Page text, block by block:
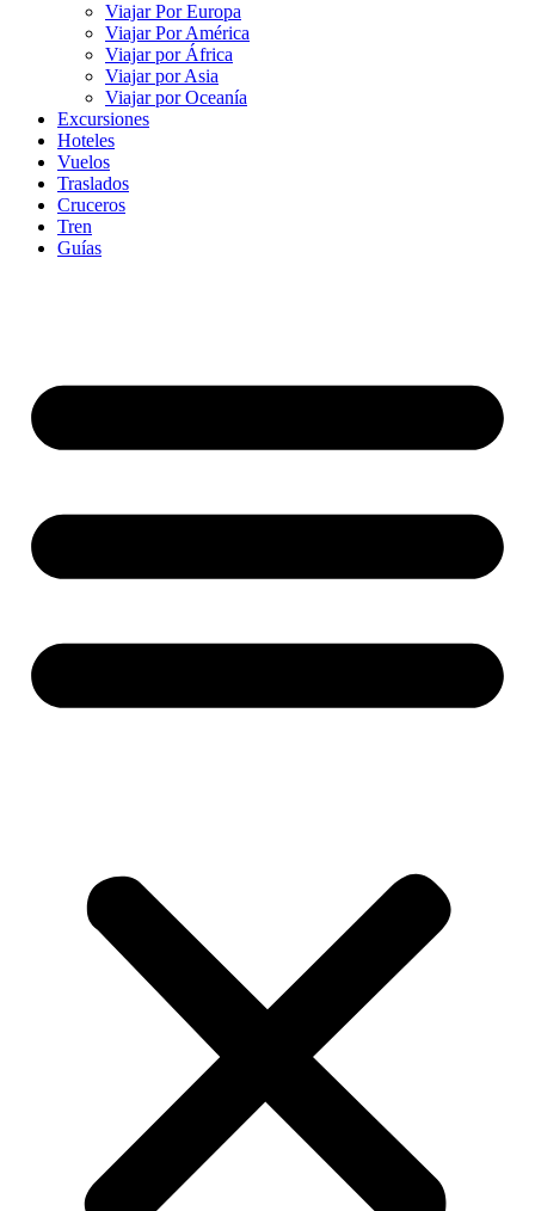
Viajar Por Europa
Viajar Por América
Viajar por África
Viajar por Asia
Viajar por Oceanía
Excursiones
Hoteles
Vuelos
Traslados
Cruceros
Tren
Guías